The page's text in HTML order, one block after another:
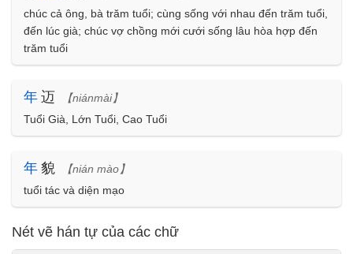
chúc cả ông, bà trăm tuổi; cùng sống với nhau đến trăm tuổi,
đến lúc già; chúc vợ chồng mới cưới sống lâu hòa hợp đến
trăm tuổi
年 迈
【niánmài】
Tuổi Già, Lớn Tuổi, Cao Tuổi
年 貌
【nián mào】
tuổi tác và diện mạo
Nét vẽ hán tự của các chữ